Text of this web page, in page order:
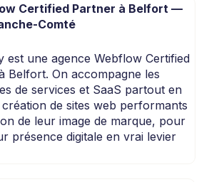
Certified Partner à Belfort —
Comté
est une agence Webflow Certified
Belfort. On accompagne les
de services et SaaS partout en
de sites web performants
de leur image de marque, pour
présence digitale en vrai levier